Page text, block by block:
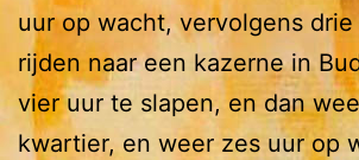
uur op wacht, vervolgens
rijden naar een kazerne in
vier uur te slapen, en dan
kwartier, en weer zes uur op